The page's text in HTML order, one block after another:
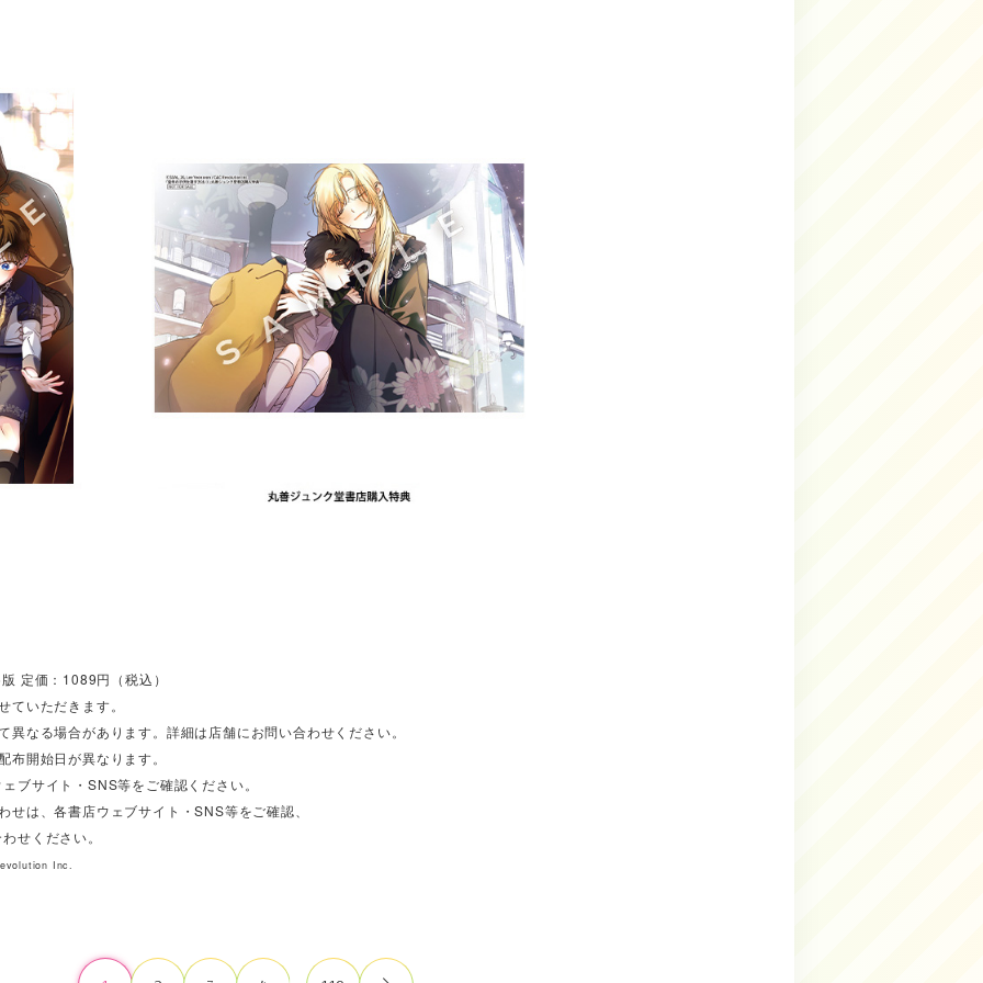
定価：1089円（税込）
ていただきます。
異なる場合があります。詳細は店舗にお問い合わせください。
布開始日が異なります。
サイト・SNS等をご確認ください。
せは、各書店ウェブサイト・SNS等をご確認、
せください。
Inc.